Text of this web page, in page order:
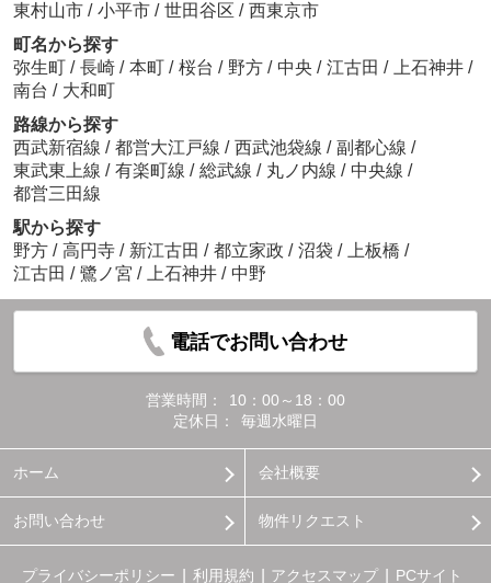
東村山市 / 小平市 / 世田谷区 / 西東京市
町名から探す
弥生町 / 長崎 / 本町 / 桜台 / 野方 / 中央 / 江古田 / 上石神井 /
南台 / 大和町
路線から探す
西武新宿線 / 都営大江戸線 / 西武池袋線 / 副都心線 /
東武東上線 / 有楽町線 / 総武線 / 丸ノ内線 / 中央線 /
都営三田線
駅から探す
野方 / 高円寺 / 新江古田 / 都立家政 / 沼袋 / 上板橋 /
江古田 / 鷺ノ宮 / 上石神井 / 中野
電話でお問い合わせ
営業時間：
10：00～18：00
定休日：
毎週水曜日
ホーム 会社概要
お問い合わせ 物件リクエスト
プライバシーポリシー 利用規約 アクセスマップ PCサイト